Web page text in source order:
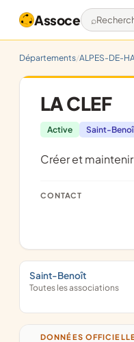
Assoce
Départements ALPES-DE-
LA CLEF
Active Saint-
créer et
CONTACT
Saint-Benoît
Toutes les associations
DONNÉES